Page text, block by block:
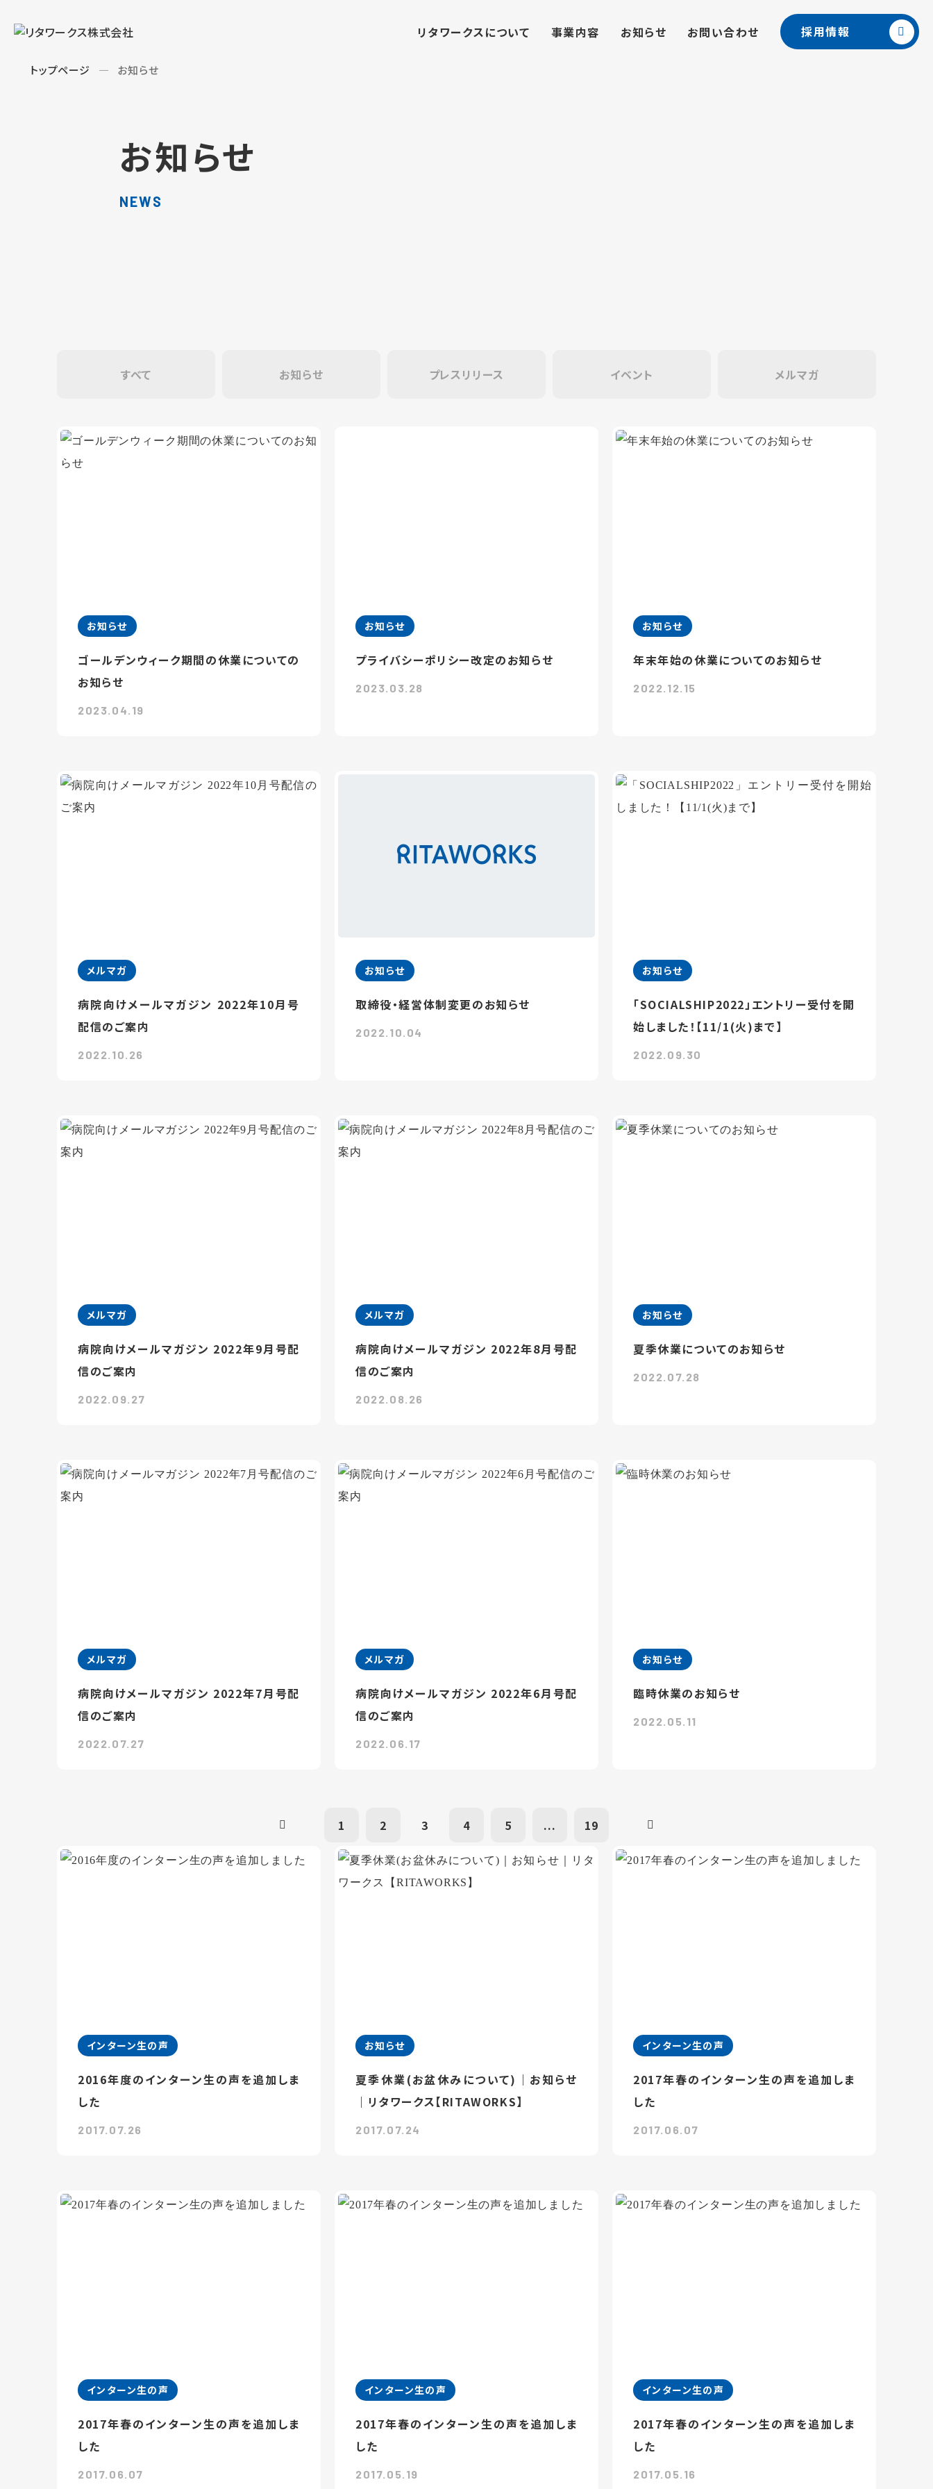
リタワークスについて 事業内容 お知らせ お問い合わせ 採用情報
トップページ お知らせ
お知らせ
NEWS
すべて お知らせ プレスリリース イベント メルマガ
お知らせ
ゴールデンウィーク期間の休業についての
お知らせ
2023.04.19
お知らせ
プライバシーポリシー改定のお知らせ
2023.03.28
お知らせ
年末年始の休業についてのお知らせ
2022.12.15
メルマガ
病院向けメールマガジン 2022年10月号
配信のご案内
2022.10.26
お知らせ
取締役・経営体制変更のお知らせ
2022.10.04
お知らせ
「SOCIALSHIP2022」エントリー受付を開
始しました！【11/1(火)まで】
2022.09.30
メルマガ
病院向けメールマガジン 2022年9月号配
信のご案内
2022.09.27
メルマガ
病院向けメールマガジン 2022年8月号配
信のご案内
2022.08.26
お知らせ
夏季休業についてのお知らせ
2022.07.28
メルマガ
病院向けメールマガジン 2022年7月号配
信のご案内
2022.07.27
メルマガ
病院向けメールマガジン 2022年6月号配
信のご案内
2022.06.17
お知らせ
臨時休業のお知らせ
2022.05.11
1 2 3 4 5 ... 19
インターン生の声
2016年度のインターン生の声を追加しま
した
2017.07.26
お知らせ
夏季休業(お盆休みについて)｜お知らせ
｜リタワークス【RITAWORKS】
2017.07.24
インターン生の声
2017年春のインターン生の声を追加しま
した
2017.06.07
インターン生の声
2017年春のインターン生の声を追加しま
した
2017.06.07
インターン生の声
2017年春のインターン生の声を追加しま
した
2017.05.19
インターン生の声
2017年春のインターン生の声を追加しま
した
2017.05.16